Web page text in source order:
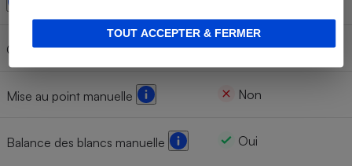
TOUT ACCEPTER & FERMER
Ouverture et vitesse manuelles Non
Mise au point manuelle Non
Balance des blancs manuelle Oui